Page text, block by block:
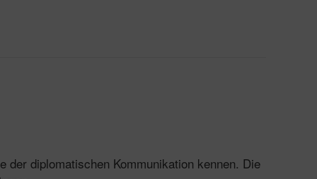
der diplomatischen Kommunikation kennen. Die